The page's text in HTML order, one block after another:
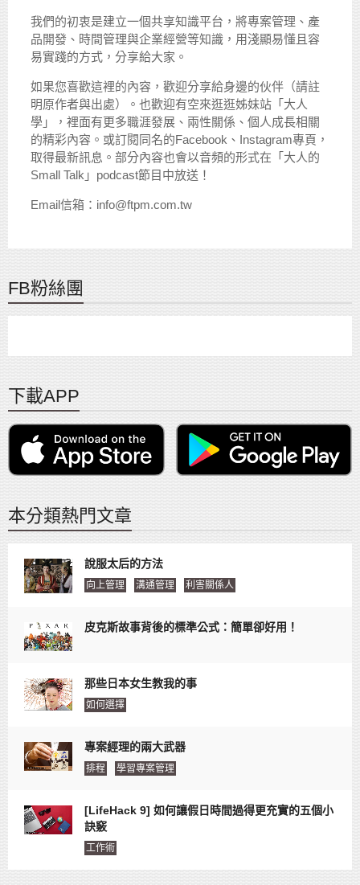
我們的初衷是建立一個共享知識平台，將專案管理、產
品開發、時間管理與企業經營等知識，用淺顯易懂且容
易實踐的方式，分享給大家。
如果您喜歡這裡的內容，歡迎分享給身邊的伙伴（請註
明原作者與出處）。也歡迎有空來逛逛姊妹站「大人
學」，裡面有更多職涯發展、兩性關係、個人成長相關
的精彩內容。或訂閱同名的Facebook、Instagram專頁，
取得最新訊息。部分內容也會以音頻的形式在「大人的
Small Talk」podcast節目中放送！
Email信箱：info@ftpm.com.tw
FB粉絲團
下載APP
本分類熱門文章
說服太后的方法
向上管理 溝通管理 利害關係人
皮克斯故事背後的標準公式：簡單卻好用！
那些日本女生教我的事
如何選擇
專案經理的兩大武器
排程 學習專案管理
[LifeHack 9] 如何讓假日時間過得更充實的五個小
訣竅
工作術